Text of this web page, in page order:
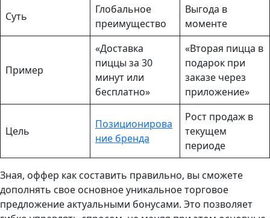
Суть
Глобальное
преимущество
Выгода в
моменте
Пример
«Доставка
пиццы за 30
минут или
бесплатно»
«Вторая пицца в
подарок при
заказе через
приложение»
Цель
Позиционирова
ние бренда
Рост продаж в
текущем
периоде
Зная, оффер как составить правильно, вы сможете
дополнять свое основное уникальное торговое
предложение актуальными бонусами. Это позволяет